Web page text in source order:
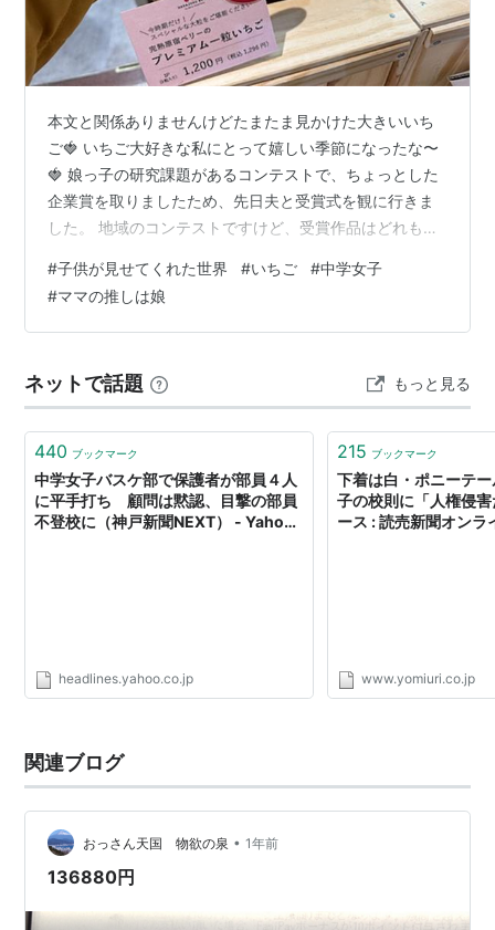
本文と関係ありませんけどたまたま見かけた大きいいち
ご🍓 いちご大好きな私にとって嬉しい季節になったな〜
🍓 娘っ子の研究課題があるコンテストで、ちょっとした
企業賞を取りましたため、先日夫と受賞式を観に行きま
した。 地域のコンテストですけど、受賞作品はどれも素
いた様子でしたので本当に誇らしく思いました😊
#子供が見せてくれた世界 #いちご #中学女子
#ママの推しは娘
ネットで話題 もっと見る
440 ブックマーク
中学女子バスケ部で保護者が部員４人
に平手打ち 顧問は黙認、目撃の部員
不登校に（神戸新聞NEXT） - Yahoo!
headlines.yahoo.co.jp
215 ブックマーク
下着は白・ポニーテ
子の校則に「人権侵
ース : 読売新聞オンラ
www.yomiuri.co.jp
関連ブログ
おっさん天国 物欲の泉 • 1年前
136880円